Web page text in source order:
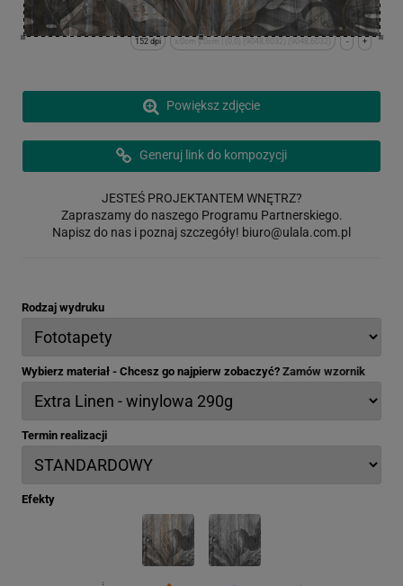
+
-
x:0cm y:0cm | (0,0) (9048,6032) (9048,6032)
152 dpi
Powiększ zdjęcie
Generuj link do kompozycji
JESTEŚ PROJEKTANTEM WNĘTRZ?
Zapraszamy do naszego Programu Partnerskiego.
Napisz do nas i poznaj szczegóły! biuro@ulala.com.pl
Rodzaj wydruku
Wybierz materiał - Chcesz go najpierw zobaczyć? Zamów wzornik
Termin realizacji
Efekty